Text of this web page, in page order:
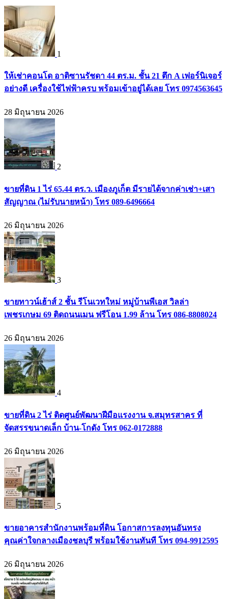
1
ให้เช่าคอนโด อาติซานรัชดา 44 ตร.ม. ชั้น 21 ตึก A เฟอร์นิเจอร์
อย่างดี เครื่องใช้ไฟฟ้าครบ พร้อมเข้าอยู่ได้เลย โทร 0974563645
28 มิถุนายน 2026
2
ขายที่ดิน 1 ไร่ 65.44 ตร.ว. เมืองภูเก็ต มีรายได้จากค่าเช่า+เสา
สัญญาณ (ไม่รับนายหน้า) โทร 089-6496664
26 มิถุนายน 2026
3
ขายทาวน์เฮ้าส์ 2 ชั้น รีโนเวทใหม่ หมู่บ้านพีเอส วิลล่า
เพชรเกษม 69 ติดถนนเมน ฟรีโอน 1.99 ล้าน โทร 086-8808024
26 มิถุนายน 2026
4
ขายที่ดิน 2 ไร่ ติดศูนย์พัฒนาฝีมือแรงงาน จ.สมุทรสาคร ที่
จัดสรรขนาดเล็ก บ้าน-โกดัง โทร 062-0172888
26 มิถุนายน 2026
5
ขายอาคารสำนักงานพร้อมที่ดิน โอกาสการลงทุนอันทรง
คุณค่าใจกลางเมืองชลบุรี พร้อมใช้งานทันที โทร 094-9912595
26 มิถุนายน 2026